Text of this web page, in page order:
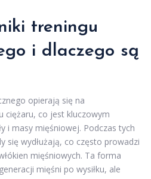
treningu
i dlaczego są
opierają się na
ciężaru, co jest kluczowym
i masy mięśniowej. Podczas tych
się wydłużają, co często prowadzi
mięśniowych. Ta forma
mięśni po wysiłku, ale